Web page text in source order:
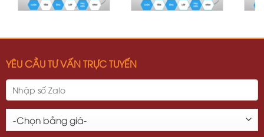
YÊU CẦU TƯ VẤN TRỰC TUYẾN